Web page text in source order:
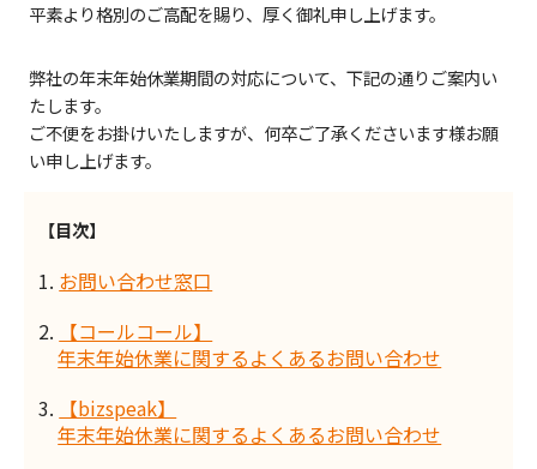
平素より格別のご高配を賜り、厚く御礼申し上げます。
弊社の年末年始休業期間の対応について、下記の通りご案内い
たします。
ご不便をお掛けいたしますが、何卒ご了承くださいます様お願
い申し上げます。
【目次】
1. お問い合わせ窓口
2.
【コールコール】
年末年始休業に関するよくあるお問い合わせ
3.
【bizspeak】
年末年始休業に関するよくあるお問い合わせ